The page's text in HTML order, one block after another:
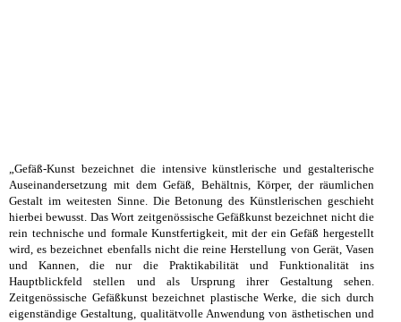
„Gefäß-Kunst bezeichnet die intensive künstlerische und gestalterische
Auseinandersetzung mit dem Gefäß, Behältnis, Körper, der räumlichen
Gestalt im weitesten Sinne. Die Betonung des Künstlerischen geschieht
hierbei bewusst. Das Wort zeitgenössische Gefäßkunst bezeichnet nicht die
rein technische und formale Kunstfertigkeit, mit der ein Gefäß hergestellt
wird, es bezeichnet ebenfalls nicht die reine Herstellung von Gerät, Vasen
und Kannen, die nur die Praktikabilität und Funktionalität ins
Hauptblickfeld stellen und als Ursprung ihrer Gestaltung sehen.
Zeitgenössische Gefäßkunst bezeichnet plastische Werke, die sich durch
eigenständige Gestaltung, qualitätvolle Anwendung von ästhetischen und